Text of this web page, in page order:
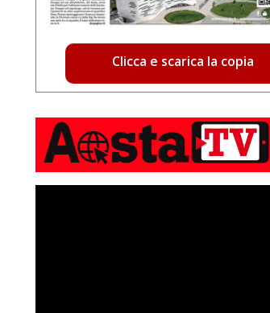
Clicca e scarica la copia